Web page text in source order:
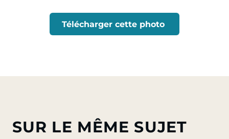
Télécharger cette photo
SUR LE MÊME SUJET